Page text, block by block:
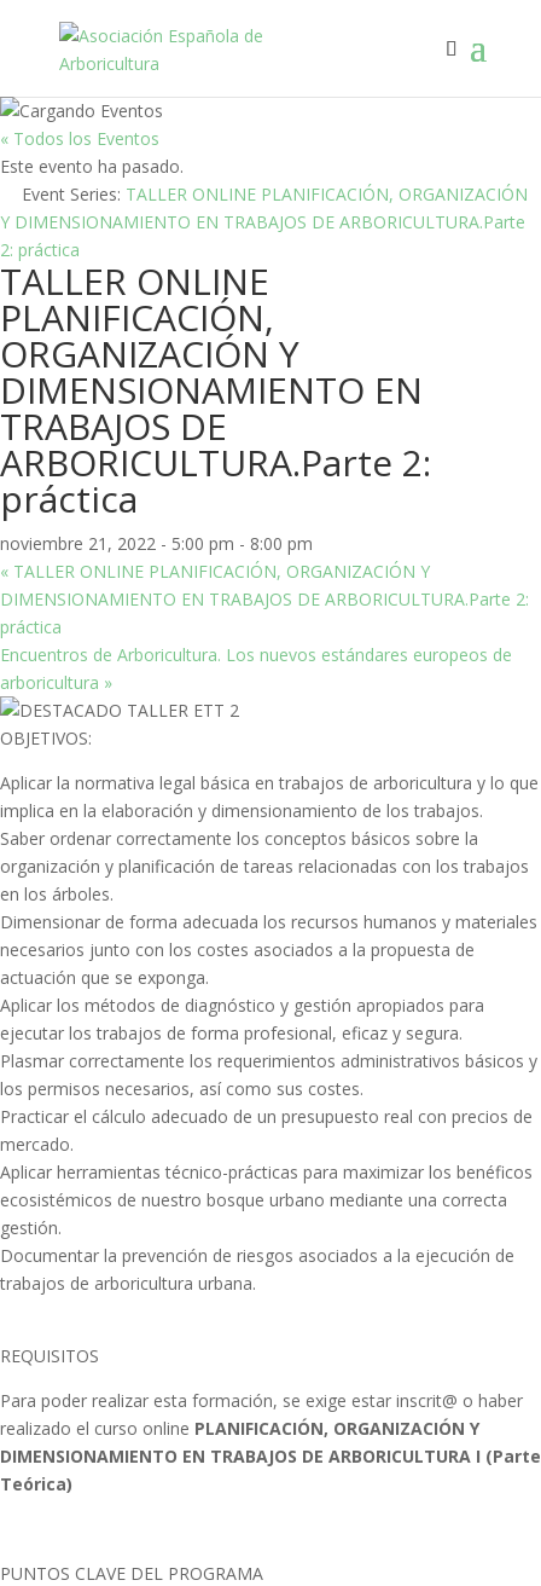
« Todos los Eventos
Este evento ha pasado.
Event Series: TALLER ONLINE PLANIFICACIÓN, ORGANIZACIÓN
Y DIMENSIONAMIENTO EN TRABAJOS DE ARBORICULTURA.Parte
2: práctica
TALLER ONLINE
PLANIFICACIÓN,
ORGANIZACIÓN Y
DIMENSIONAMIENTO EN
TRABAJOS DE
ARBORICULTURA.Parte 2:
práctica
noviembre 21, 2022 - 5:00 pm - 8:00 pm
« TALLER ONLINE PLANIFICACIÓN, ORGANIZACIÓN Y
DIMENSIONAMIENTO EN TRABAJOS DE ARBORICULTURA.Parte 2:
práctica
Encuentros de Arboricultura. Los nuevos estándares europeos de
arboricultura »
OBJETIVOS:
Aplicar la normativa legal básica en trabajos de arboricultura y lo que
implica en la elaboración y dimensionamiento de los trabajos.
Saber ordenar correctamente los conceptos básicos sobre la
organización y planificación de tareas relacionadas con los trabajos
en los árboles.
Dimensionar de forma adecuada los recursos humanos y materiales
necesarios junto con los costes asociados a la propuesta de
actuación que se exponga.
Aplicar los métodos de diagnóstico y gestión apropiados para
ejecutar los trabajos de forma profesional, eficaz y segura.
Plasmar correctamente los requerimientos administrativos básicos y
los permisos necesarios, así como sus costes.
Practicar el cálculo adecuado de un presupuesto real con precios de
mercado.
Aplicar herramientas técnico-prácticas para maximizar los benéficos
ecosistémicos de nuestro bosque urbano mediante una correcta
gestión.
Documentar la prevención de riesgos asociados a la ejecución de
trabajos de arboricultura urbana.
REQUISITOS
Para poder realizar esta formación, se exige estar inscrit@ o haber
realizado el curso online PLANIFICACIÓN, ORGANIZACIÓN Y
DIMENSIONAMIENTO EN TRABAJOS DE ARBORICULTURA I (Parte
Teórica)
PUNTOS CLAVE DEL PROGRAMA